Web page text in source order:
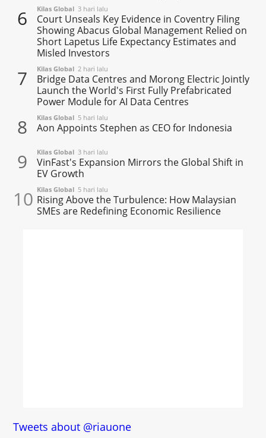
6 Kilas Global 3 hari lalu
Court Unseals Key Evidence in Coventry Filing
Showing Abacus Global Management Relied on
Short Lapetus Life Expectancy Estimates and
Misled Investors
7 Kilas Global 2 hari lalu
Bridge Data Centres and Morong Electric Jointly
Launch the World's First Fully Prefabricated
Power Module for AI Data Centres
8 Kilas Global 5 hari lalu
Aon Appoints Stephen as CEO for Indonesia
9 Kilas Global 3 hari lalu
VinFast's Expansion Mirrors the Global Shift in
EV Growth
10 Kilas Global 5 hari lalu
Rising Above the Turbulence: How Malaysian
SMEs are Redefining Economic Resilience
Tweets about @riauone